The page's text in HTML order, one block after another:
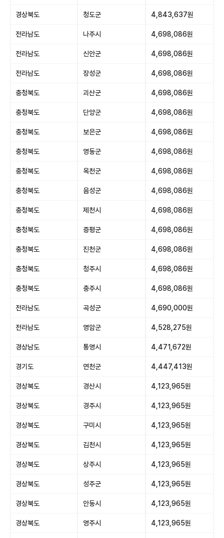
경상북도 청도군 4,843,637원
전라남도 나주시 4,698,086원
전라남도 신안군 4,698,086원
전라남도 장성군 4,698,086원
충청북도 괴산군 4,698,086원
충청북도 단양군 4,698,086원
충청북도 보은군 4,698,086원
충청북도 영동군 4,698,086원
충청북도 옥천군 4,698,086원
충청북도 음성군 4,698,086원
충청북도 제천시 4,698,086원
충청북도 증평군 4,698,086원
충청북도 진천군 4,698,086원
충청북도 청주시 4,698,086원
충청북도 충주시 4,698,086원
전라남도 곡성군 4,690,000원
전라남도 영암군 4,528,275원
경상남도 통영시 4,471,672원
경기도 연천군 4,447,413원
경상북도 경산시 4,123,965원
경상북도 경주시 4,123,965원
경상북도 구미시 4,123,965원
경상북도 김천시 4,123,965원
경상북도 상주시 4,123,965원
경상북도 성주군 4,123,965원
경상북도 안동시 4,123,965원
경상북도 영주시 4,123,965원